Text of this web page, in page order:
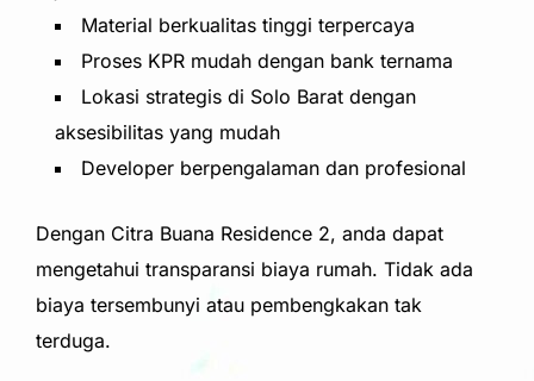
Material berkualitas tinggi terpercaya
Proses KPR mudah dengan bank ternama
Lokasi strategis di Solo Barat dengan
aksesibilitas yang mudah
Developer berpengalaman dan profesional
Dengan Citra Buana Residence 2, anda dapat
mengetahui transparansi biaya rumah. Tidak ada
biaya tersembunyi atau pembengkakan tak
terduga.